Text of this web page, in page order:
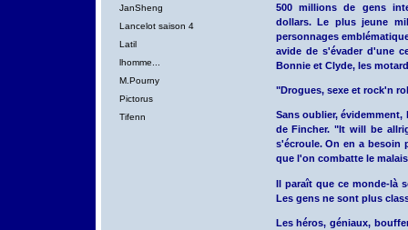
JanSheng
Lancelot saison 4
Latil
lhomme...
M.Pourny
Pictorus
Tifenn
500 millions de gens
dollars. Le plus jeune
personnages
avide de s'évader d'une
Bonnie et Clyde, les
"Drogues, sexe et rock'n
Sans oublier,
de Fincher. "It will be
s'écroule. On en a besoin
que l'on combatte le
Il paraît que ce monde-là
Les gens ne sont plus
Les héros, géniaux,